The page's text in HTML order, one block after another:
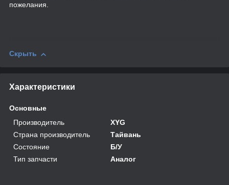
пожелания.
Скрыть
Характеристики
Основные
Производитель
XYG
Страна производитель
Тайвань
Состояние
Б/У
Тип запчасти
Аналог